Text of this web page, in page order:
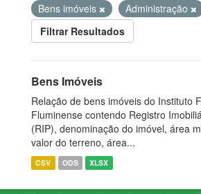
Bens imóveis
Administração
Filtrar Resultados
Bens Imóveis
Relação de bens imóveis do Instituto
Fluminense contendo Registro
(RIP), denominação do imóvel, área
valor do terreno, área...
CSV ODS XLSX